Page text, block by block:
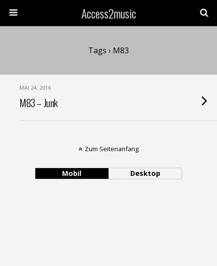
Access2music
Tags › M83
MAI 24, 2016
M83 – Junk
Zum Seitenanfang
Mobil Desktop